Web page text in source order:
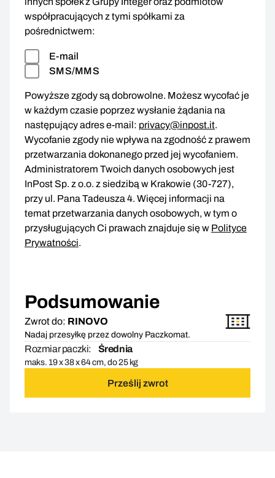
współpracujących z tymi spółkami za
pośrednictwem:
E-mail
SMS/MMS
Powyższe zgody są dobrowolne. Możesz wycofać je
w każdym czasie poprzez wysłanie żądania na
następujący adres e-mail: privacy@inpost.it.
Wycofanie zgody nie wpływa na zgodność z prawem
przetwarzania dokonanego przed jej wycofaniem.
Administratorem Twoich danych osobowych jest
InPost Sp. z o.o. z siedzibą w Krakowie (30-727),
przy ul. Pana Tadeusza 4. Więcej informacji na
temat przetwarzania danych osobowych, w tym o
przysługujących Ci prawach znajduje się w Polityce
Prywatności.
Podsumowanie
Zwrot do: RINOVO
Nadaj przesyłkę przez dowolny Paczkomat.
Rozmiar paczki: Średnia
maks. 19 x 38 x 64 cm, do 25 kg
Prześlij zwrot